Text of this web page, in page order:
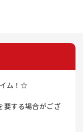
ム！☆
要する場合がござ